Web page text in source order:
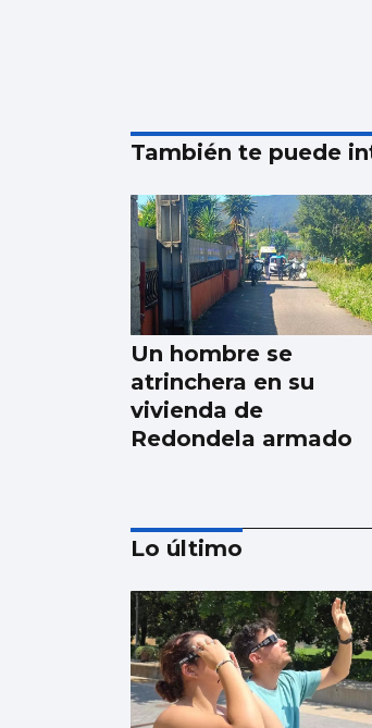
También te puede
Un hombre se
atrinchera en su
vivienda de
Redondela armado
Digna Rivas: "A miña
avoa ensinoume que
nesta casa as
Lo último